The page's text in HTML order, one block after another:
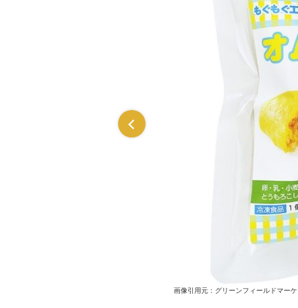
画像引用元：グリーンフィールドマー